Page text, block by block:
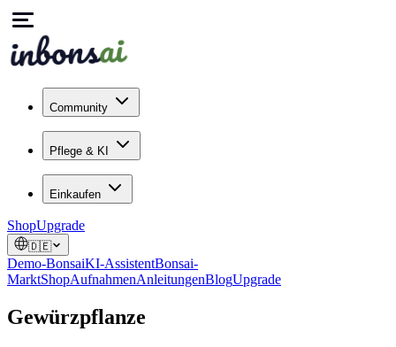
Community
Pflege & KI
Einkaufen
ShopUpgrade
🇩🇪
Demo-BonsaiKI-AssistentBonsai-
MarktShopAufnahmenAnleitungenBlogUpgrade
Gewürzpflanze